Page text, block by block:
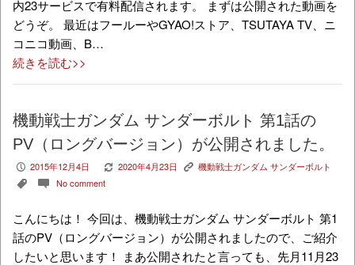
内23サービスで有料配信されます。 まずは公開された動画を
どうぞ。 最近はフールーやGYAO!ストア、TSUTAYA TV、ニ
コニコ動画、B…
続きを読む>>
機動戦士ガンダム サンダーボルト 第1話の
PV（ロングバージョン）が公開されました。
P 2015年12月4日 V 2020年4月23日 K 機動戦士ガンダム サンダーボルト
, c No comment
こんにちは！ 今回は、機動戦士ガンダム サンダーボルト 第1
話のPV（ロングバージョン）が公開されましたので、ご紹介
したいと思います！ まあ公開されたと言っても、先月11月23